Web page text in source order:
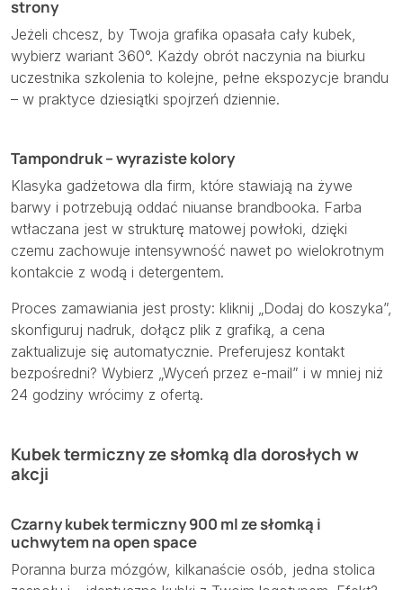
strony
Jeżeli chcesz, by Twoja grafika opasała cały kubek,
wybierz wariant 360°. Każdy obrót naczynia na biurku
uczestnika szkolenia to kolejne, pełne ekspozycje brandu
– w praktyce dziesiątki spojrzeń dziennie.
Tampondruk – wyraziste kolory
Klasyka gadżetowa dla firm, które stawiają na żywe
barwy i potrzebują oddać niuanse brandbooka. Farba
wtłaczana jest w strukturę matowej powłoki, dzięki
czemu zachowuje intensywność nawet po wielokrotnym
kontakcie z wodą i detergentem.
Proces zamawiania jest prosty: kliknij „Dodaj do koszyka”,
skonfiguruj nadruk, dołącz plik z grafiką, a cena
zaktualizuje się automatycznie. Preferujesz kontakt
bezpośredni? Wybierz „Wyceń przez e-mail” i w mniej niż
24 godziny wrócimy z ofertą.
Kubek termiczny ze słomką dla dorosłych w
akcji
Czarny kubek termiczny 900 ml ze słomką i
uchwytem na open space
Poranna burza mózgów, kilkanaście osób, jedna stolica